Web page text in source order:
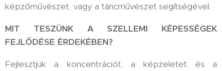
képzőművészet, vagy a táncművészet segítségével.
MIT TESZÜNK A SZELLEMI KÉPESSÉGEK
FEJLŐDÉSE ÉRDEKÉBEN?
Fejlesztjük a koncentrációt, a képzeletet és a